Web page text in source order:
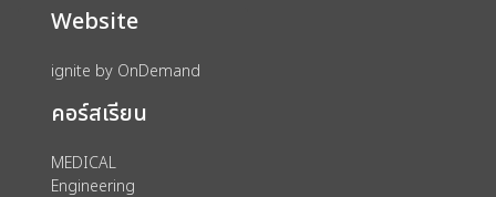
Website
ignite by OnDemand
คอร์สเรียน
MEDICAL
Engineering